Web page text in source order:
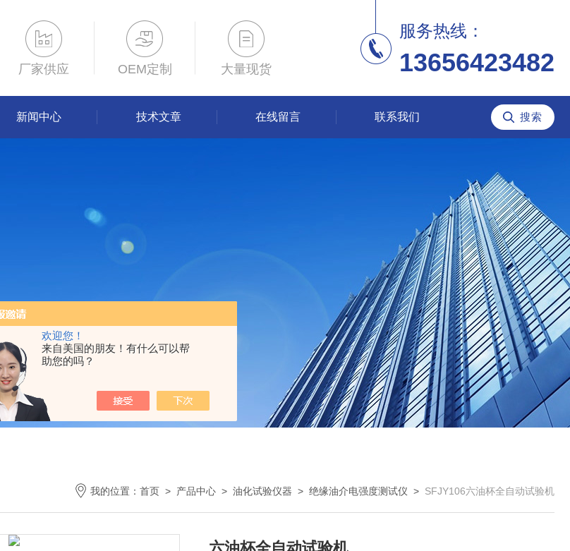
欢迎您！
来自美国的朋友！有什么可以帮
助您的吗？
厂家供应 OEM定制 大量现货
服务热线：
13656423482
新闻中心 技术文章 在线留言 联系我们
我的位置： 首页 > 产品中心 > 油化试验仪器 > 绝缘油介电强度测试仪 > SFJY106六油杯全自动试验机